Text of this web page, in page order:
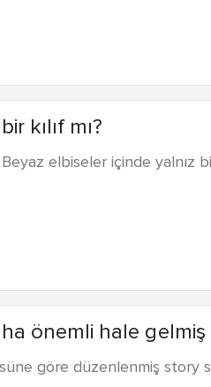
kılıf mı?
elbiseler içinde yalnız
önemli hale gelmiş
göre düzenlenmiş story